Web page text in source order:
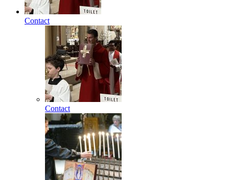
Contact
Contact